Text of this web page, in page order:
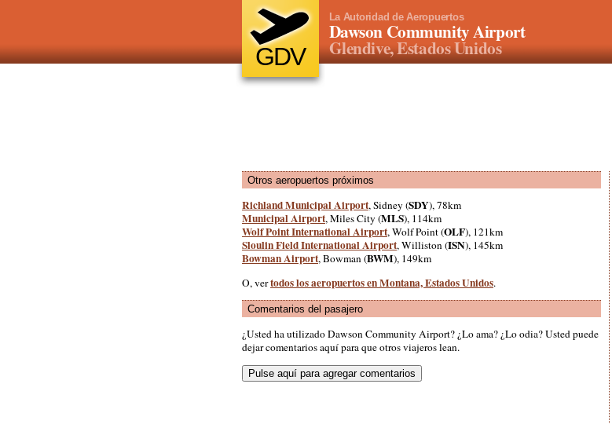
GDV
La Autoridad de Aeropuertos
Dawson Community Airport
Glendive, Estados Unidos
Otros aeropuertos próximos
Richland Municipal Airport, Sidney (SDY), 78km
Municipal Airport, Miles City (MLS), 114km
Wolf Point International Airport, Wolf Point (OLF), 121km
Sloulin Field International Airport, Williston (ISN), 145km
Bowman Airport, Bowman (BWM), 149km
O, vertodos los aeropuertos en Montana, Estados Unidos.
Comentarios del pasajero
¿Usted ha utilizado Dawson Community Airport? ¿Lo ama? ¿Lo odia? Usted puede
dejar comentarios aquí para que otros viajeros lean.